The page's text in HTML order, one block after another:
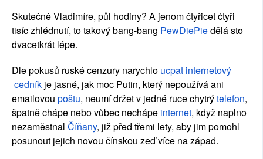
Skutečně Vladimíre, půl hodiny? A jenom čtyřicet ćtyři
tisíc zhlédnutí, to takový bang-bang PewDiePie dělá sto
dvacetkrát lépe.
Dle pokusů ruské cenzury narychlo ucpat internetový
cedník je jasné, jak moc Putin, který nepoužívá ani
emailovou poštu, neumí držet v jedné ruce chytrýtelefon,
špatně chápe nebo vůbec nechápe internet, když naplno
nezaměstnal Číňany, již před třemi lety, aby jim pomohl
posunout jejich novou čínskou zeď více na západ.